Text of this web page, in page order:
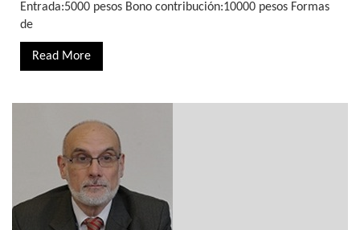
Entrada:5000 pesos Bono contribución:10000 pesos Formas
de
Read More